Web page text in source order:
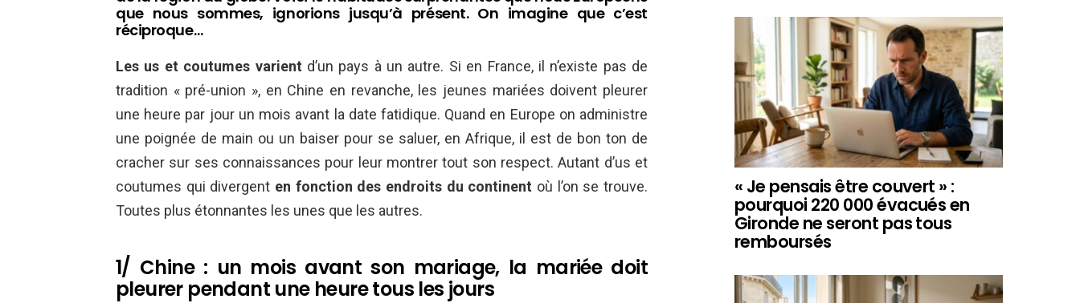
que nous sommes, ignorions jusqu’à présent. On imagine que c’est
réciproque…
Les us et coutumes varient d’un pays à un autre. Si en France, il n’existe pas de
tradition « pré-union », en Chine en revanche, les jeunes mariées doivent pleurer
une heure par jour un mois avant la date fatidique. Quand en Europe on administre
une poignée de main ou un baiser pour se saluer, en Afrique, il est de bon ton de
cracher sur ses connaissances pour leur montrer tout son respect. Autant d’us et
coutumes qui divergent en fonction des endroits du continent où l’on se trouve.
Toutes plus étonnantes les unes que les autres.
1/ Chine : un mois avant son mariage, la mariée doit
pleurer pendant une heure tous les jours
« Je pensais être couvert » :
pourquoi 220 000 évacués en
Gironde ne seront pas tous
remboursés